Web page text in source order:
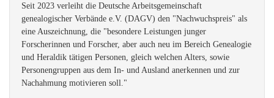
Seit 2023 verleiht die Deutsche Arbeitsgemeinschaft
genealogischer Verbände e.V. (DAGV) den "Nachwuchspreis" als
eine Auszeichnung, die "besondere Leistungen junger
Forscherinnen und Forscher, aber auch neu im Bereich Genealogie
und Heraldik tätigen Personen, gleich welchen Alters, sowie
Personengruppen aus dem In- und Ausland anerkennen und zur
Nachahmung motivieren soll."